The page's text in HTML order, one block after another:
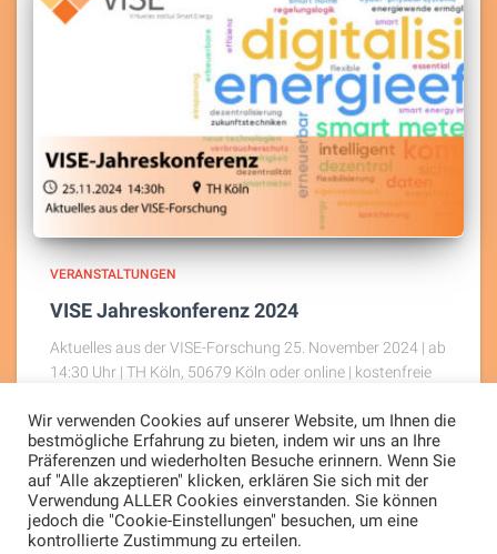
VERANSTALTUNGEN
VISE Jahreskonferenz 2024
Aktuelles aus der VISE-Forschung 25. November 2024 | ab
14:30 Uhr | TH Köln, 50679 Köln oder online | kostenfreie
aktuell laufenden Forschungsprojekte im Bereich Smart
Metering, Smart Weiterlesen
Wir verwenden Cookies auf unserer Website, um Ihnen die
bestmögliche Erfahrung zu bieten, indem wir uns an Ihre
Präferenzen und wiederholten Besuche erinnern. Wenn Sie
auf "Alle akzeptieren" klicken, erklären Sie sich mit der
Verwendung ALLER Cookies einverstanden. Sie können
jedoch die "Cookie-Einstellungen" besuchen, um eine
kontrollierte Zustimmung zu erteilen.